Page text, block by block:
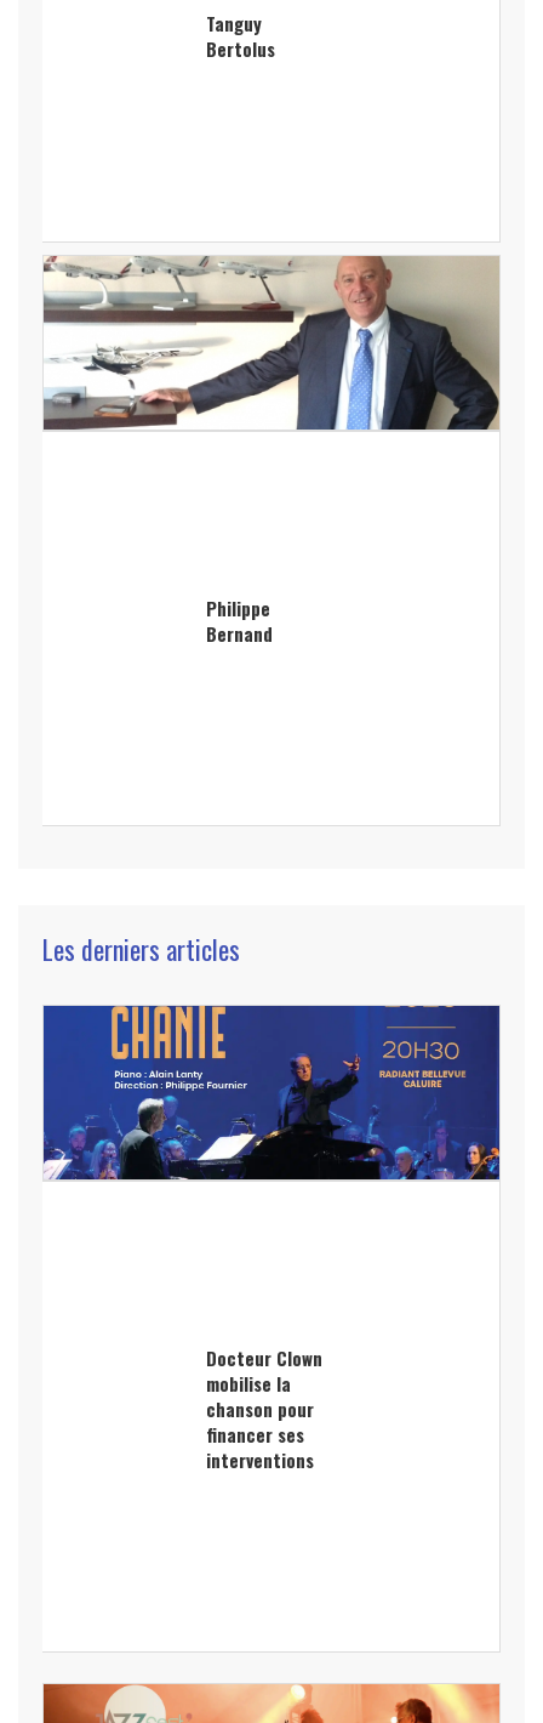
Tanguy
Bertolus
Philippe
Bernand
Les derniers articles
Docteur Clown
mobilise la
chanson pour
financer ses
interventions